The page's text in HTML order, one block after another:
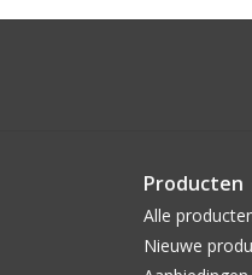
Producten
Alle
Nieuwe